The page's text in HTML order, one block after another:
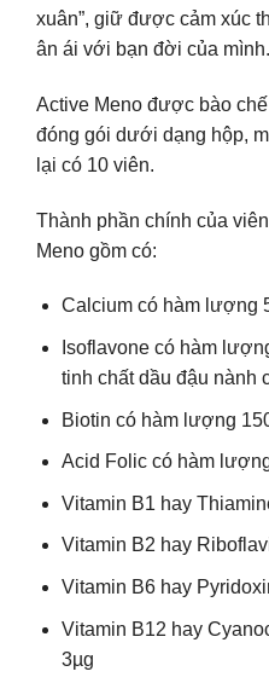
xuân”, giữ được cảm xúc
ân ái với bạn đời của mình.
Active Meno được bào
đóng gói dưới dạng hộp,
lại có 10 viên.
Thành phần chính của
Meno gồm có:
Calcium có hàm lượng
Isoflavone có hàm
tinh chất dầu đậu nành
Biotin có hàm lượng
Acid Folic có hàm
Vitamin B1 hay
Vitamin B2 hay
Vitamin B6 hay
Vitamin B12 hay
3µg